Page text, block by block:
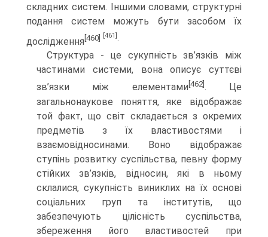
складних систем. Іншими словами, структурні
подання систем можуть бути засобом їх
дослідження [460] [461] .
Структура - це сукупність зв’язків між
частинами системи, вона описує суттєві
зв’язки між елементами [462]. Це
загальнонаукове поняття, яке відображає
той факт, що світ складається з окремих
предметів з їх властивостями і
взаємовідносинами. Воно відображає
ступінь розвитку суспільства, певну форму
стійких зв’язків, відносин, які в ньому
склалися, сукупність виниклих на їх основі
соціальних груп та інститутів, що
забезпечують цілісність суспільства,
збереження його властивостей при